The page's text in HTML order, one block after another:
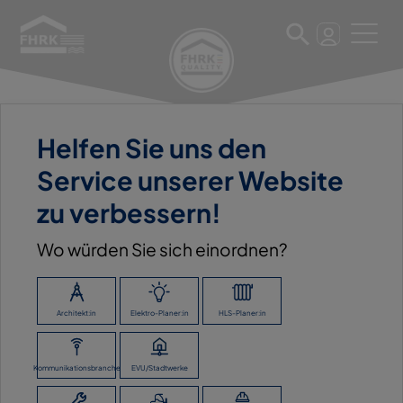
Helfen Sie uns den
Service unserer Website
zu verbessern!
Wo würden Sie sich einordnen?
Architekt:in Elektro-Planer:in HLS-Planer:in
Kommunikationsbranche EVU/Stadtwerke
22. März 2023
ZWECKVERBAND EISLINGER
WASSERVERSORGUNG
ZURÜCK ZUR ÜBERSICHT